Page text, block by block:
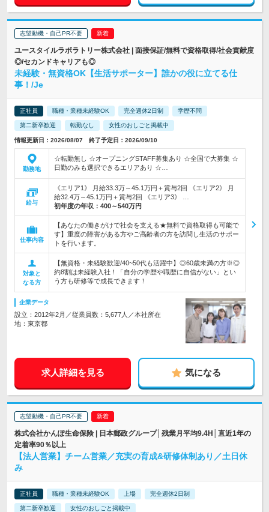
志望動機・自己PR不要
ユースタイルラボラトリー株式会社 | 面接保証/無料で資格取得/社会貢献度
◎/セカンドキャリアも◎
未経験・無資格OK【生活サポーター】誰かの役に立てる仕
事！/Je
正社員 職種・業種未経験OK 完全週休2日制 学歴不問
第二新卒歓迎 転勤なし 女性のおしごと掲載中
情報更新日：2026/08/07 終了予定日：2026/09/10
勤務地
☆転勤無し ☆オープニングSTAFF募集あり ☆全国で大募集 ☆
日勤のみも選択できるエリアあり ☆…
給与
《エリア1》 月給33.3万～45.1万円＋賞与2回 《エリア2》 月
給32.4万～45.1万円＋賞与2回 《エリア3》 …
初年度の年収： 400～540万円
仕事内容
【あなたの働きがけで社会を支える★無料で資格取得も可能で
す】重度の障害がある方やご高齢者の方を訪問し生活のサポー
トを行います。
対象と
なる方
【無資格・未経験歓迎/40~50代も活躍中】◎60歳未満の方※◎
約8割は未経験入社！「自分の学歴や職歴に自信がない」とい
う方も研修等で成長できます！
企業データ
設立：2012年2月／従業員数：5,677人／本社所在
地：東京都
求人詳細を見る 気になる
志望動機・自己PR不要
株式会社かんぽ生命保険 | 日本郵政グループ│残業月平均9.4H│直近1年の
定着率90％以上
【法人営業】チーム営業／充実の育成&研修体制あり／土日休
み
正社員 職種・業種未経験OK 上場 完全週休2日制
第二新卒歓迎 女性のおしごと掲載中